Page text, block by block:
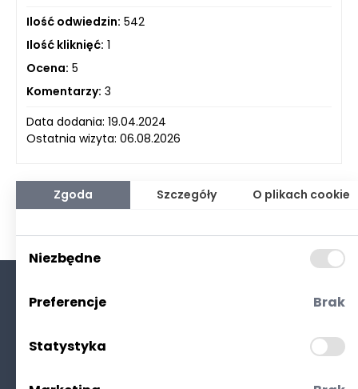
Ilość odwiedzin: 542
Ilość kliknięć: 1
Ocena: 5
Komentarzy: 3
Data dodania: 19.04.2024
Ostatnia wizyta: 06.08.2026
Polityka prywatności
Zgoda Szczegóły O plikach cookie
Niezbędne
Preferencje Brak
Statystyka